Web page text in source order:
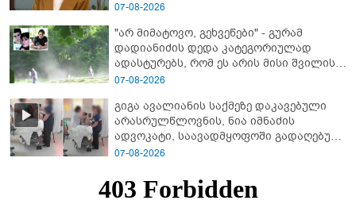
07-08-2026
"არ მიმატოვო, გეხვეწები" - გუ­რა­მ
დადიანიძის დედა კა­ტე­გო­რი­უ­ლად
ადას­ტუ­რებს, რომ ეს არის მისი შვი­ლის
ხმა
07-08-2026
გიგა ავალიანის საქმეზე დაკავებული
არასრულწლოვნის, ნია იმნაძის
ადვოკატი, საავადმყოფოში გადაღებულ
კადრებს ავრცელებს
07-08-2026